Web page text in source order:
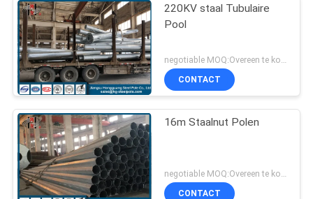
220KV staal Tubulaire
Pool
negotiable MOQ:Overeen te komen
CONTACT
16m Staalnut Polen
CONTACT